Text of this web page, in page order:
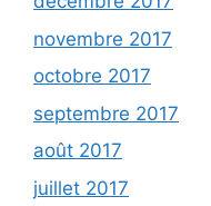
novembre 2017
octobre 2017
septembre 2017
août 2017
juillet 2017